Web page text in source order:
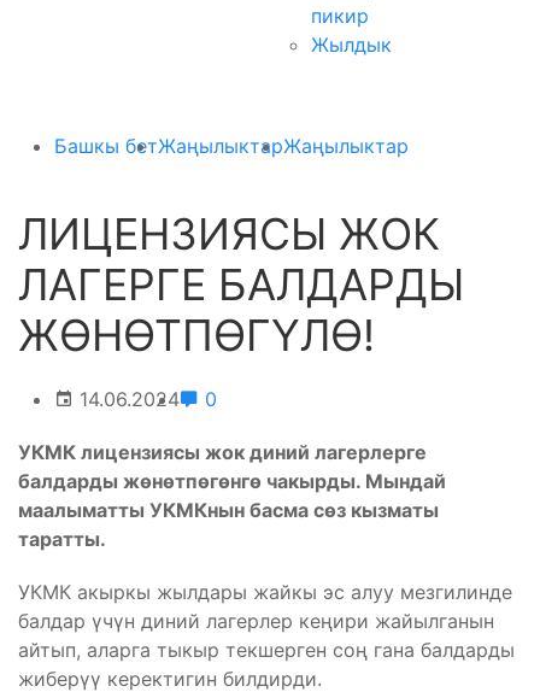
пикир
Жылдык
Башкы бетЖаңылыктарЖаңылыктар
ЛИЦЕНЗИЯСЫ ЖОК
ЛАГЕРГЕ БАЛДАРДЫ
ЖӨНӨТПӨГҮЛӨ!
14.06.2024 0
УКМК лицензиясы жок диний лагерлерге
балдарды жөнөтпөгөнгө чакырды. Мындай
маалыматты УКМКнын басма сөз кызматы
таратты.
УКМК акыркы жылдары жайкы эс алуу мезгилинде
балдар үчүн диний лагерлер кеңири жайылганын
айтып, аларга тыкыр текшерген соң гана балдарды
жиберүү керектигин билдирди.